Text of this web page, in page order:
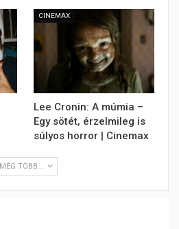
CINEMAX
Lee Cronin: A múmia –
Egy sötét, érzelmileg is
súlyos horror | Cinemax
MÉG TÖBB...